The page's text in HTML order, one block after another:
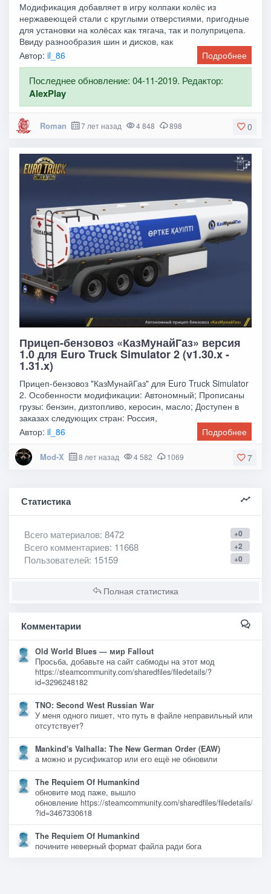
Модификация добавляет в игру колпаки колёс из
нержавеющей стали с круглыми отверстиями, пригодные
для установки на колёсах как тягача, так и полуприцепа.
Ввиду разнообразия шин и дисков, как
Автор:il_86 Подробнее
Последнее обновление: 04-11-2019. Редактор:
AlexPlay
0
Roman 7 лет назад 4 848 898
Прицеп-бензовоз «КазМунайГаз» версия
1.0 для Euro Truck Simulator 2 (v1.30.x -
1.31.x)
Прицеп-бензовоз "КазМунайГаз" для Euro Truck Simulator
2. Особенности модификации: Автономный; Прописаны
грузы: бензин, дизтопливо, керосин, масло; Доступен в
заказах следующих стран: Россия,
Автор:il_86 Подробнее
7
Mod-X 8 лет назад 4 582 1069
Статистика
+0
Всего материалов: 8472
+2
Всего комментариев: 11668
+0
Пользователей: 15159
Полная статистика
Комментарии
Old World Blues — мир Fallout
Просьба, добавьте на сайт сабмоды на этот мод
https://steamcommunity.com/sharedfiles/filedetails/?
id=3296248182
TNO: Second West Russian War
У меня одного пишет, что путь в файле неправильный или
отсутствует?
Mankind's Valhalla: The New German Order (EAW)
а можно и русификатор или его ещё не обновили
The Requiem Of Humankind
обновите мод паже, вышло
обновление https://steamcommunity.com/sharedfiles/filedetails/
?id=3467330618
The Requiem Of Humankind
почините неверный формат файла ради бога